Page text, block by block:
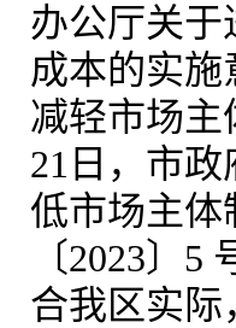
办公厅关于
成本的实施
减轻市场主
21日，市
低市场主体
〔2023〕
合我区实际